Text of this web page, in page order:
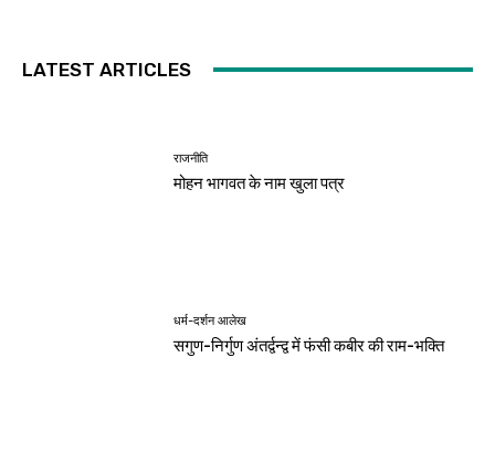
LATEST ARTICLES
राजनीति
मोहन भागवत के नाम खुला पत्र
धर्म-दर्शन आलेख
सगुण-निर्गुण अंतर्द्वन्द्व में फंसी कबीर की राम-भक्ति